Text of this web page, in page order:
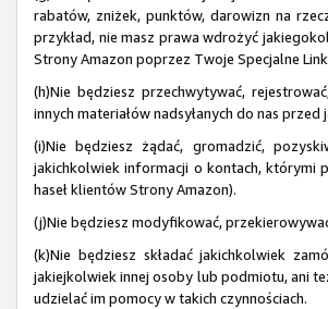
rabatów, zniżek, punktów, darowizn na
przykład, nie masz prawa wdrożyć
Strony Amazon poprzez Twoje Specjalne
(h)Nie będziesz przechwytywać,
innych materiałów nadsyłanych do nas
(i)Nie będziesz żądać, gromadzić,
jakichkolwiek informacji o kontach, którymi
haseł klientów Strony Amazon).
(j)Nie będziesz modyfikować,
(k)Nie będziesz składać jakichkolwiek
jakiejkolwiek innej osoby lub podmiotu, ani
udzielać im pomocy w takich czynnościach.